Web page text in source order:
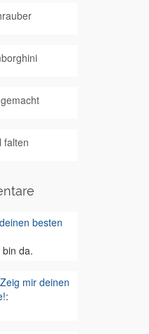
falten
besten
da.
Zeig mir deinen
: